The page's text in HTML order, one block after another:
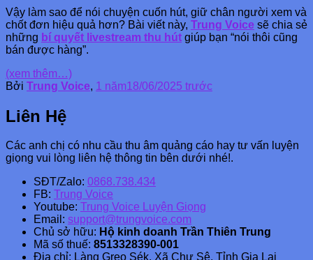
Vậy làm sao để nói chuyện cuốn hút, giữ chân người xem và
chốt đơn hiệu quả hơn? Bài viết này, Trung Voice sẽ chia sẻ
những bí quyết livestream thu hút giúp bạn “nói thôi cũng
bán được hàng”.
(xem thêm…)
Bởi Trung Voice, 1 năm18/06/2025 trước
Liên Hệ
Các anh chị có nhu cầu thu âm quảng cáo hay tư vấn luyện
giọng vui lòng liên hệ thông tin bên dưới nhé!.
SĐT/Zalo: 0868.738.434
FB:
Trung Voice
Youtube:
Trung Voice Luyện Giọng
Email: support@trungvoice.com
Chủ sở hữu: Hộ kinh doanh Trần Thiên Trung
Mã số thuế: 8513328390-001
Địa chỉ: Làng Greo Sék, Xã Chư Sê, Tỉnh Gia Lai